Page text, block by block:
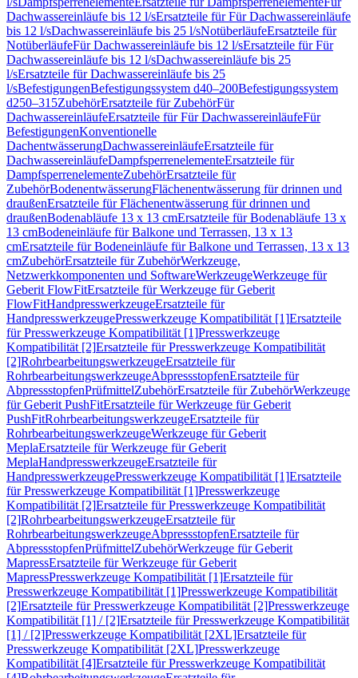
Dachwassereinläufe bis 12 l/sErsatzteile für Für Dachwassereinläufe
bis 12 l/sDachwassereinläufe bis 25 l/sNotüberläufeErsatzteile für
NotüberläufeFür Dachwassereinläufe bis 12 l/sErsatzteile für Für
Dachwassereinläufe bis 12 l/sDachwassereinläufe bis 25
l/sErsatzteile für Dachwassereinläufe bis 25
l/sBefestigungenBefestigungssystem d40–200Befestigungssystem
d250–315ZubehörErsatzteile für ZubehörFür
DachwassereinläufeErsatzteile für Für DachwassereinläufeFür
BefestigungenKonventionelle
DachentwässerungDachwassereinläufeErsatzteile für
DachwassereinläufeDampfsperrenelementeErsatzteile für
DampfsperrenelementeZubehörErsatzteile für
ZubehörBodenentwässerungFlächenentwässerung für drinnen und
draußenErsatzteile für Flächenentwässerung für drinnen und
draußenBodenabläufe 13 x 13 cmErsatzteile für Bodenabläufe 13 x
13 cmBodeneinläufe für Balkone und Terrassen, 13 x 13
cmErsatzteile für Bodeneinläufe für Balkone und Terrassen, 13 x 13
cmZubehörErsatzteile für ZubehörWerkzeuge,
Netzwerkkomponenten und SoftwareWerkzeugeWerkzeuge für
Geberit FlowFitErsatzteile für Werkzeuge für Geberit
FlowFitHandpresswerkzeugeErsatzteile für
HandpresswerkzeugePresswerkzeuge Kompatibilität [1]Ersatzteile
für Presswerkzeuge Kompatibilität [1]Presswerkzeuge
Kompatibilität [2]Ersatzteile für Presswerkzeuge Kompatibilität
[2]RohrbearbeitungswerkzeugeErsatzteile für
RohrbearbeitungswerkzeugeAbpressstopfenErsatzteile für
AbpressstopfenPrüfmittelZubehörErsatzteile für ZubehörWerkzeuge
für Geberit PushFitErsatzteile für Werkzeuge für Geberit
PushFitRohrbearbeitungswerkzeugeErsatzteile für
RohrbearbeitungswerkzeugeWerkzeuge für Geberit
MeplaErsatzteile für Werkzeuge für Geberit
MeplaHandpresswerkzeugeErsatzteile für
HandpresswerkzeugePresswerkzeuge Kompatibilität [1]Ersatzteile
für Presswerkzeuge Kompatibilität [1]Presswerkzeuge
Kompatibilität [2]Ersatzteile für Presswerkzeuge Kompatibilität
[2]RohrbearbeitungswerkzeugeErsatzteile für
RohrbearbeitungswerkzeugeAbpressstopfenErsatzteile für
AbpressstopfenPrüfmittelZubehörWerkzeuge für Geberit
MapressErsatzteile für Werkzeuge für Geberit
MapressPresswerkzeuge Kompatibilität [1]Ersatzteile für
Presswerkzeuge Kompatibilität [1]Presswerkzeuge Kompatibilität
[2]Ersatzteile für Presswerkzeuge Kompatibilität [2]Presswerkzeuge
Kompatibilität [1] / [2]Ersatzteile für Presswerkzeuge Kompatibilität
[1] / [2]Presswerkzeuge Kompatibilität [2XL]Ersatzteile für
Presswerkzeuge Kompatibilität [2XL]Presswerkzeuge
Kompatibilität [4]Ersatzteile für Presswerkzeuge Kompatibilität